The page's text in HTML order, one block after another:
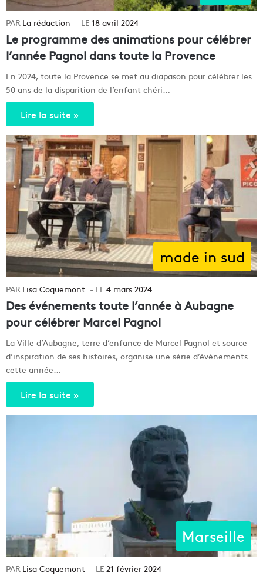
La rédaction 18 avril 2024
Le programme des animations pour célébrer
l’année Pagnol dans toute la Provence
En 2024, toute la Provence se met au diapason pour célébrer les
50 ans de la disparition de l’enfant chéri…
Lire la suite »
made in sud
Lisa Coquemont 4 mars 2024
Des événements toute l’année à Aubagne
pour célébrer Marcel Pagnol
La Ville d’Aubagne, terre d’enfance de Marcel Pagnol et source
d’inspiration de ses histoires, organise une série d’événements
cette année…
Lire la suite »
Marseille
Lisa Coquemont 21 février 2024